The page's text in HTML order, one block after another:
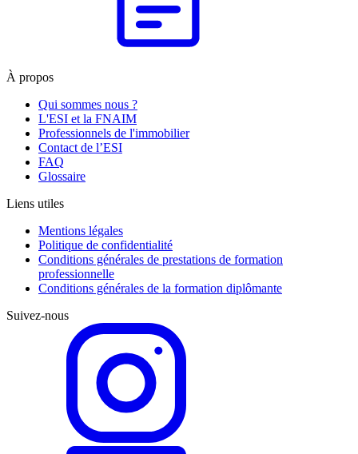
À propos
Qui sommes nous ?
L'ESI et la FNAIM
Professionnels de l'immobilier
Contact de l’ESI
FAQ
Glossaire
Liens utiles
Mentions légales
Politique de confidentialité
Conditions générales de prestations de formation
professionnelle
Conditions générales de la formation diplômante
Suivez-nous